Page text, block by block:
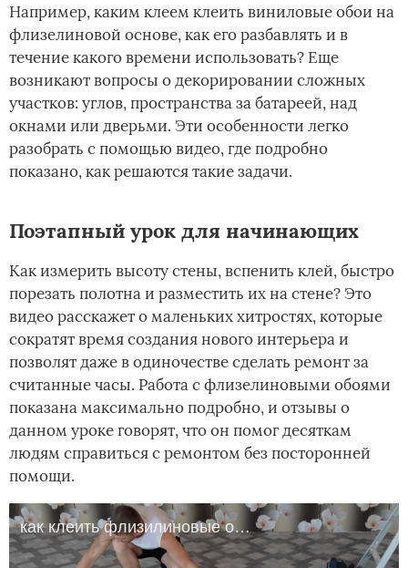
Например, каким клеем клеить виниловые обои на
флизелиновой основе, как его разбавлять и в
течение какого времени использовать? Еще
возникают вопросы о декорировании сложных
участков: углов, пространства за батареей, над
окнами или дверьми. Эти особенности легко
разобрать с помощью видео, где подробно
показано, как решаются такие задачи.
Поэтапный урок для начинающих
Как измерить высоту стены, вспенить клей, быстро
порезать полотна и разместить их на стене? Это
видео расскажет о маленьких хитростях, которые
сократят время создания нового интерьера и
позволят даже в одиночестве сделать ремонт за
считанные часы. Работа с флизелиновыми обоями
показана максимально подробно, и отзывы о
данном уроке говорят, что он помог десяткам
людям справиться с ремонтом без посторонней
помощи.
как клеить флизилиновые обои ( мастер-класс )